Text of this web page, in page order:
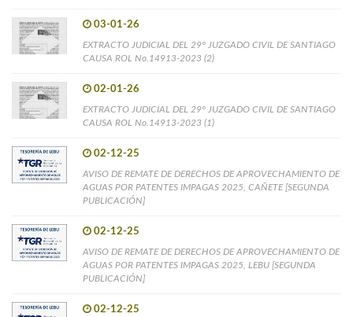
03-01-26
EXTRACTO JUDICIAL DEL 29° JUZGADO CIVIL DE SANTIAGO
CAUSA ROL No.14913-2023 (2)
02-01-26
EXTRACTO JUDICIAL DEL 29° JUZGADO CIVIL DE SANTIAGO
CAUSA ROL No.14913-2023 (1)
02-12-25
AVISO DE REMATE DE DERECHOS DE APROVECHAMIENTO DE
AGUAS POR PATENTES IMPAGAS 2025, CAÑETE [SEGUNDA
PUBLICACIÓN]
02-12-25
AVISO DE REMATE DE DERECHOS DE APROVECHAMIENTO DE
AGUAS POR PATENTES IMPAGAS 2025, LEBU [SEGUNDA
PUBLICACIÓN]
02-12-25